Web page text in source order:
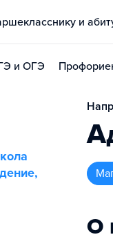
и
и ОГЭ
О